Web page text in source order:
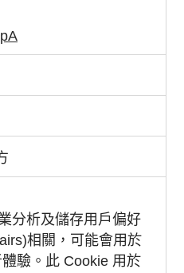
分析及儲存用戶偏好
相關，可能會用於
驗。此 Cookie 用於